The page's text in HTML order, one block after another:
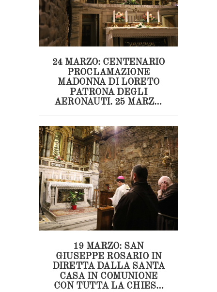
24 MARZO: CENTENARIO
PROCLAMAZIONE
MADONNA DI LORETO
PATRONA DEGLI
AERONAUTI. 25 MARZO:
DELL’ANNUNCIAZIONE.
TUTTI GLI
APPUNTAMENTI IN TV E
STREAMING
19 MARZO: SAN
GIUSEPPE ROSARIO IN
DIRETTA DALLA SANTA
CASA IN COMUNIONE
CON TUTTA LA CHIESA